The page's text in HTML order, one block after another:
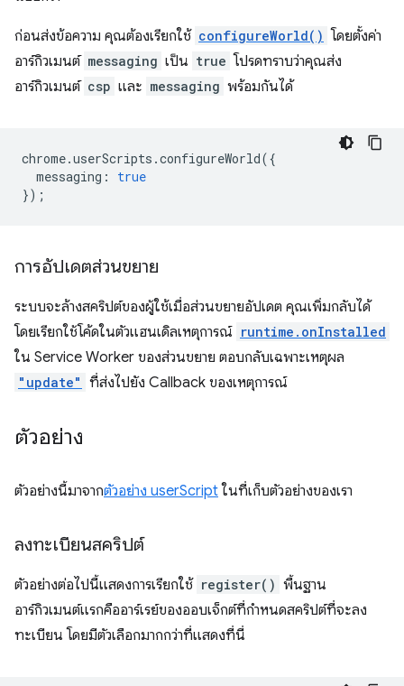
ก่อนส่งข้อความ คุณต้องเรียกใช้ configureWorld() โดยตั้งค่า
อาร์กิวเมนต์ messaging เป็น true โปรดทราบว่าคุณส่ง
อาร์กิวเมนต์ csp และ messaging พร้อมกันได้
chrome.userScripts .configureWorld({
messaging :
true
});
การอัปเดตส่วนขยาย
ระบบจะล้างสคริปต์ของผู้ใช้เมื่อส่วนขยายอัปเดต คุณเพิ่มกลับได้
โดยเรียกใช้โค้ดในตัวแฮนเดิลเหตุการณ์ runtime.onInstalled
ใน Service Worker ของส่วนขยาย ตอบกลับเฉพาะเหตุผล
"update" ที่ส่งไปยัง Callback ของเหตุการณ์
ตัวอย่าง
ตัวอย่างนี้มาจากตัวอย่าง userScript ในที่เก็บตัวอย่างของเรา
ลงทะเบียนสคริปต์
ตัวอย่างต่อไปนี้แสดงการเรียกใช้ register() พื้นฐาน
อาร์กิวเมนต์แรกคืออาร์เรย์ของออบเจ็กต์ที่กำหนดสคริปต์ที่จะลง
ทะเบียน โดยมีตัวเลือกมากกว่าที่แสดงที่นี่